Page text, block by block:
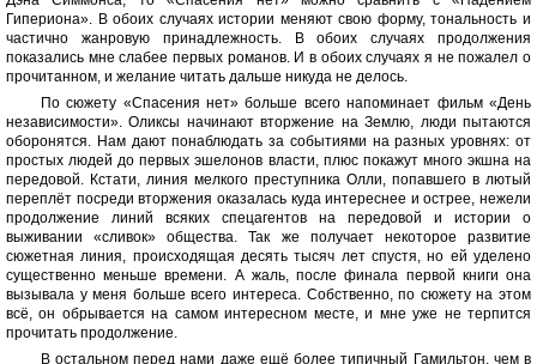
Гипериона». В обоих случаях истории меняют свою форму, тональность и
частично жанровую принадлежность. В обоих случаях продолжения
показались мне слабее первых романов. И в обоих случаях я не пожалел о
прочитанном, и желание читать дальше никуда не делось.
По сюжету «Спасения нет» больше всего напоминает фильм «День
независимости». Оликсы начинают вторжение на Землю, люди пытаются
оборонятся. Нам дают понаблюдать за событиями на разных уровнях: от
простых людей до первых эшелонов власти, плюс покажут много экшна на
передовой. Кстати, линия мелкого преступника Олли, попавшего в лютый
переплёт посреди вторжения оказалась куда интереснее и острее, нежели
продолжение линий всяких спецагентов на передовой и истории о
выживании «сливок» общества. Так же получает некоторое развитие
сюжетная линия, происходящая десять тысяч лет спустя, но ей уделено
существенно меньше времени. А жаль, после финала первой книги она
вызывала у меня больше всего интереса. Собственно, по сюжету на этом
всё, он обрывается на самом интересном месте, и мне уже не терпится
прочитать продолжение.
В остальном перед нами даже ещё более типичный Гамильтон, чем в